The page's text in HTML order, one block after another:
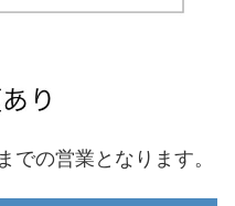
での営業となります。